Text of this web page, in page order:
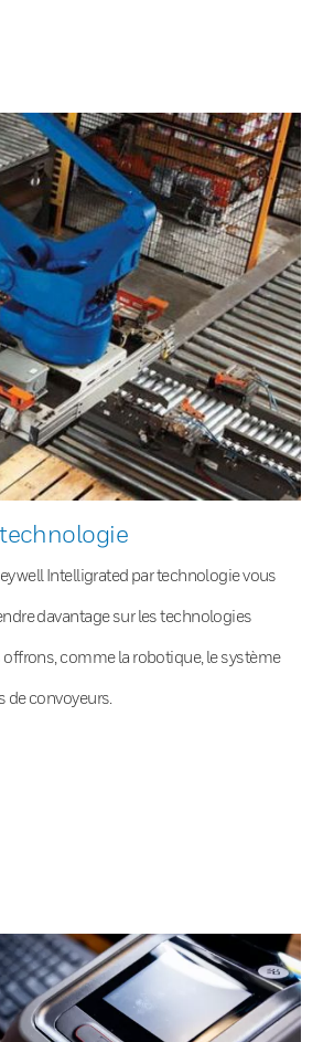
Intelligrated par technologie vous
davantage sur les technologies
comme la robotique, le système
de convoyeurs.